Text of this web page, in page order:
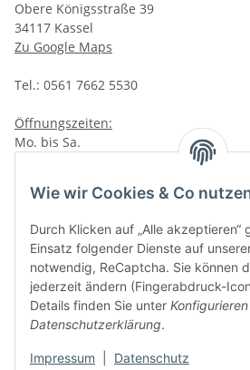
Wie wir Cookies & Co
Durch Klicken auf „Alle akzeptieren“
Einsatz folgender Dienste auf
notwendig, ReCaptcha. Sie können
jederzeit ändern (Fingerabdruck-
Details finden Sie unter Konfigurieren
Datenschutzerklärung.
Impressum Datenschutz
Obere Königsstraße 39
34117 Kassel
Zu Google Maps
Tel.: 0561 7662 5530
Öffnungszeiten:
Mo. bis Sa.
VAPERZ Vellmar
Lange Wender 7
34246 Vellmar
Zu Google Maps
Tel.: 0561 9885 9996
Mo. bis Sa.